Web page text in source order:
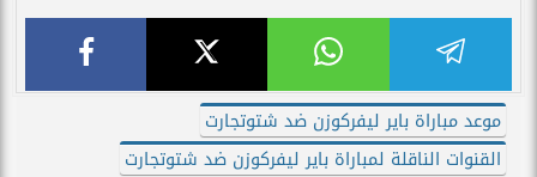
موعد مباراة باير ليفركوزن ضد شتوتجارت
القنوات الناقلة لمباراة باير ليفركوزن ضد شتوتجارت